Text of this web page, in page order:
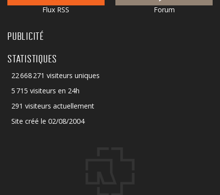
Flux RSS Forum
PUBLICITÉ
STATISTIQUES
22 668 271 visiteurs uniques
5 715 visiteurs en 24h
291 visiteurs actuellement
Site créé le 02/08/2004